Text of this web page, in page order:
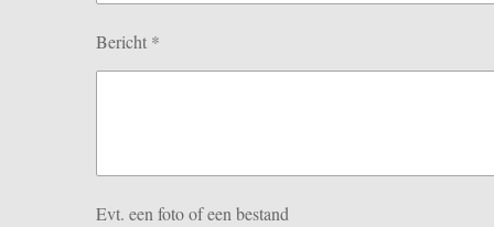
Bericht *
Evt. een foto of een bestand